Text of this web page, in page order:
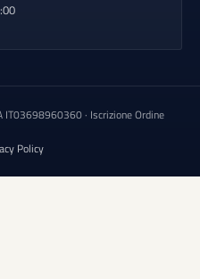
· Iscrizione Ordine
Policy